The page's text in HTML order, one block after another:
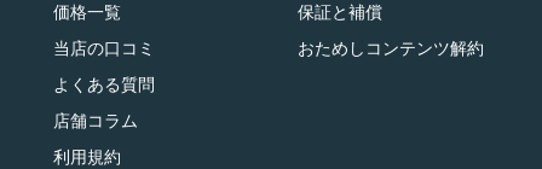
価格一覧
当店の口コミ
よくある質問
店舗コラム
利用規約
保証と補償
おためしコンテンツ解約